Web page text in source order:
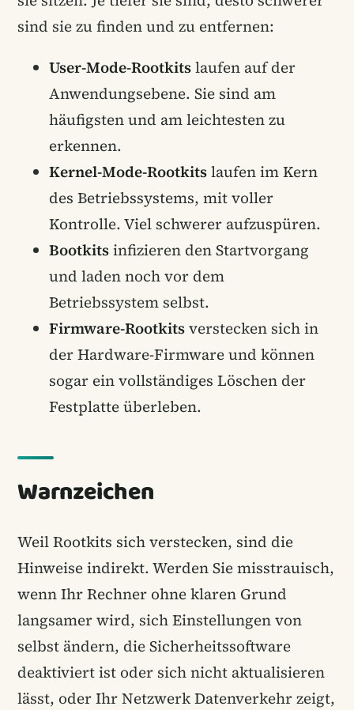
sind sie zu finden und zu entfernen:
User-Mode-Rootkitslaufen auf der
Anwendungsebene. Sie sind am
häufigsten und am leichtesten zu
erkennen.
Kernel-Mode-Rootkitslaufen im Kern
des Betriebssystems, mit voller
Kontrolle. Viel schwerer aufzuspüren.
Bootkitsinfizieren den Startvorgang
und laden noch vor dem
Betriebssystem selbst.
Firmware-Rootkitsverstecken sich in
der Hardware-Firmware und können
sogar ein vollständiges Löschen der
Festplatte überleben.
Warnzeichen
Weil Rootkits sich verstecken, sind die
Hinweise indirekt. Werden Sie misstrauisch,
wenn Ihr Rechner ohne klaren Grund
langsamer wird, sich Einstellungen von
selbst ändern, die Sicherheitssoftware
deaktiviert ist oder sich nicht aktualisieren
lässt, oder Ihr Netzwerk Datenverkehr zeigt,